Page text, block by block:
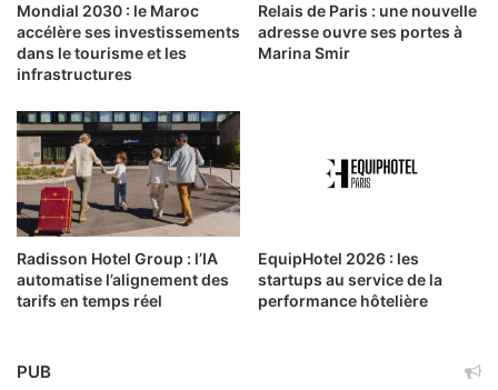
Mondial 2030 : le Maroc
accélère ses investissements
dans le tourisme et les
infrastructures
Relais de Paris : une nouvelle
adresse ouvre ses portes à
Marina Smir
Radisson Hotel Group : l’IA
automatise l’alignement des
tarifs en temps réel
EquipHotel 2026 : les
startups au service de la
performance hôtelière
PUB